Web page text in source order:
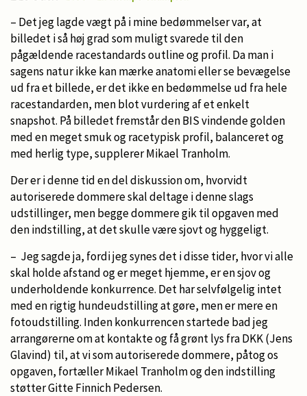
– Det jeg lagde vægt på i mine bedømmelser var, at
billedet i så høj grad som muligt svarede til den
pågældende racestandards outline og profil. Da man i
sagens natur ikke kan mærke anatomi eller se bevægelse
ud fra et billede, er det ikke en bedømmelse ud fra hele
racestandarden, men blot vurdering af et enkelt
snapshot. På billedet fremstår den BIS vindende golden
med en meget smuk og racetypisk profil, balanceret og
med herlig type, supplerer Mikael Tranholm.
Der er i denne tid en del diskussion om, hvorvidt
autoriserede dommere skal deltage i denne slags
udstillinger, men begge dommere gik til opgaven med
den indstilling, at det skulle være sjovt og hyggeligt.
– Jeg sagde ja, fordi jeg synes det i disse tider, hvor vi alle
skal holde afstand og er meget hjemme, er en sjov og
underholdende konkurrence. Det har selvfølgelig intet
med en rigtig hundeudstilling at gøre, men er mere en
fotoudstilling. Inden konkurrencen startede bad jeg
arrangørerne om at kontakte og få grønt lys fra DKK (Jens
Glavind) til, at vi som autoriserede dommere, påtog os
opgaven, fortæller Mikael Tranholm og den indstilling
støtter Gitte Finnich Pedersen.